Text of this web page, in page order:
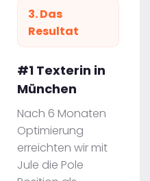
3. Das
Resultat
#1 Texterin in
München
Nach 6 Monaten
Optimierung
erreichten wir mit
Jule die Pole